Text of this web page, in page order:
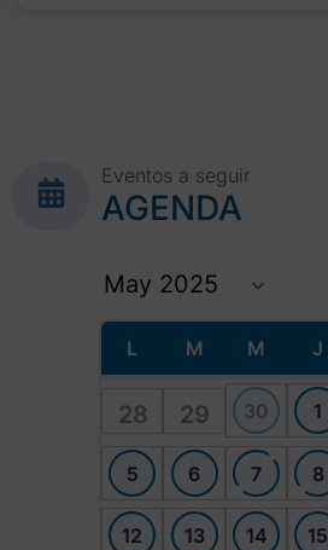
Eventos a seguir
AGENDA
L M M J
28 29 30 1
5 6 7 8
12 13 14 15